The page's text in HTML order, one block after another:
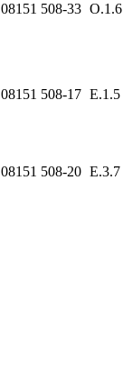
08151 508-33 O.1.6
08151 508-17 E.1.5
08151 508-20 E.3.7